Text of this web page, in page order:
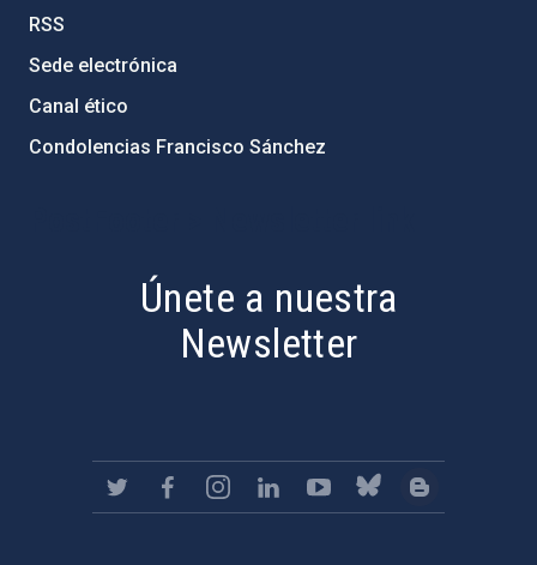
RSS
Sede electrónica
Canal ético
Condolencias Francisco Sánchez
Únete a nuestra
Newsletter